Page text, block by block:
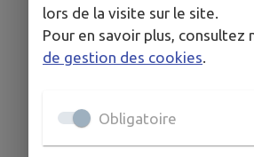
lors de la visite sur le site.
Pour en savoir plus, consultez
de gestion des cookies.
Obligatoire